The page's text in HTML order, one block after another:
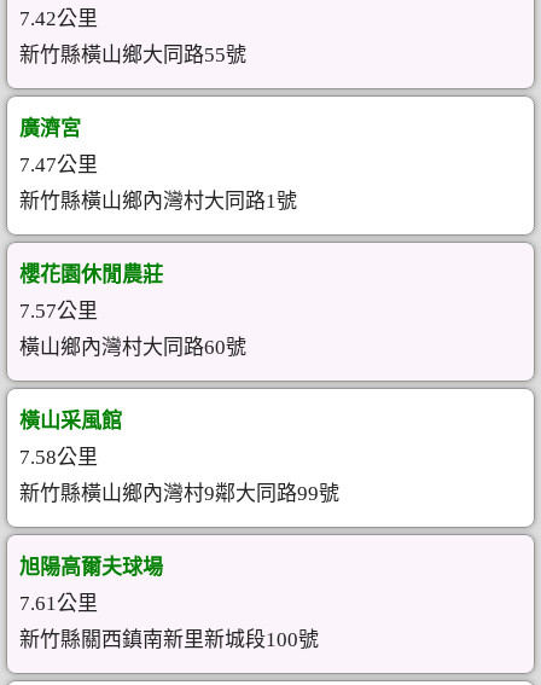
7.42公里
新竹縣橫山鄉大同路55號
廣濟宮
7.47公里
新竹縣橫山鄉內灣村大同路1號
櫻花園休閒農莊
7.57公里
橫山鄉內灣村大同路60號
橫山采風館
7.58公里
新竹縣橫山鄉內灣村9鄰大同路99號
旭陽高爾夫球場
7.61公里
新竹縣關西鎮南新里新城段100號